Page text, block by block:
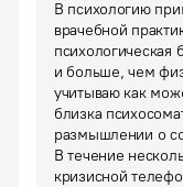
В психологию
врачебной
психологическая
и больше, чем
учитываю как
близка
размышлении о
В течение
кризисной